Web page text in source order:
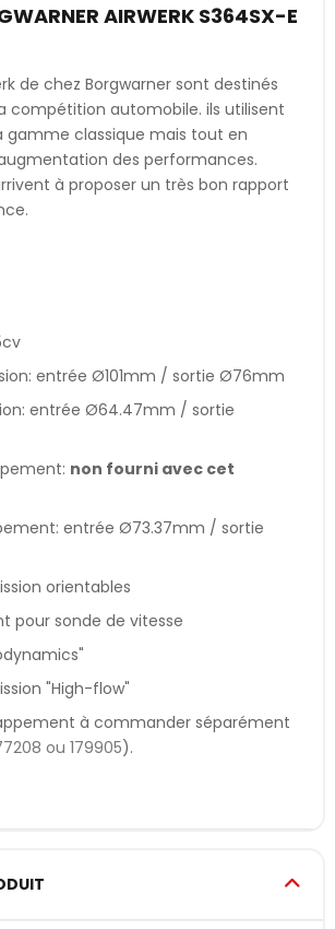
AIRWERK S364SX-E
de chez Borgwarner sont destinés
compétition automobile. ils utilisent
gamme classique mais tout en
des performances.
à proposer un très bon rapport
entrée Ø101mm / sortie Ø76mm
entrée Ø64.47mm / sortie
non fourni avec cet
entrée Ø73.37mm / sortie
orientables
pour sonde de vitesse
"High-flow"
à commander séparément
ou 179905).